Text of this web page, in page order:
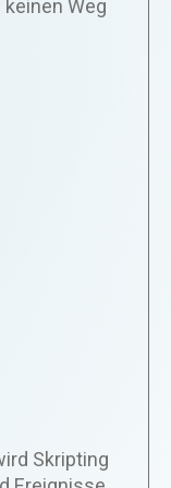
Weg
Skripting